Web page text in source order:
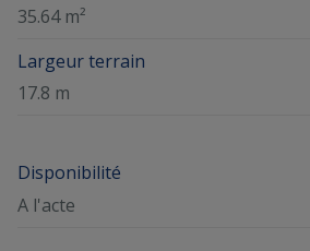
35.64 m²
Largeur terrain
17.8 m
Disponibilité
A l'acte